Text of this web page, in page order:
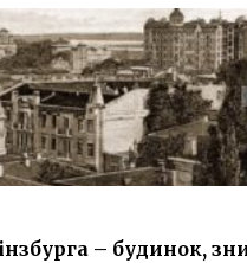
– будинок,